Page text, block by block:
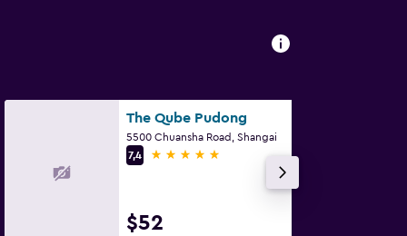
The Qube Pudong
5500 Chuansha Road, Shangai
7,4
5 estrellas
$52